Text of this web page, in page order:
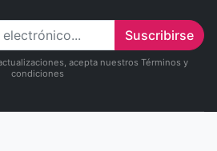
Suscribirse
acepta nuestros Términos y
condiciones